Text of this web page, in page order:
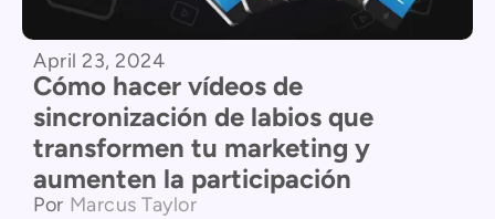
April 23, 2024
Cómo hacer vídeos de
sincronización de labios que
transformen tu marketing y
aumenten la participación ‍
Por Marcus Taylor